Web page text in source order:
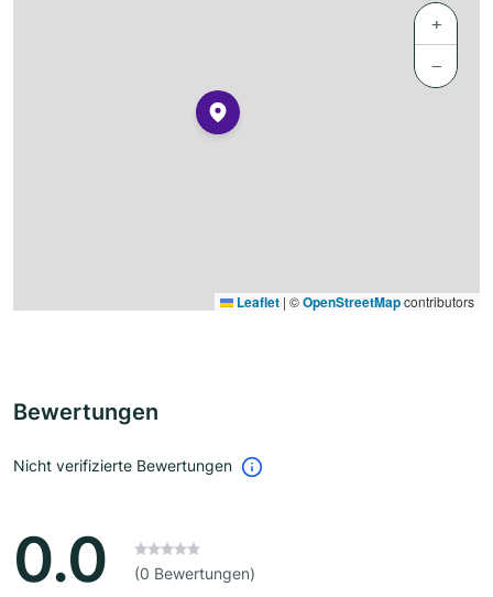
+
−
Leaflet | ©OpenStreetMapcontributors
Bewertungen
Nicht verifizierte Bewertungen
0.0 (0 Bewertungen)